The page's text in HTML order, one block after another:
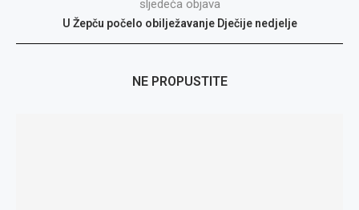
sljedeća objava
U Žepču počelo obilježavanje Dječije nedjelje
NE PROPUSTITE